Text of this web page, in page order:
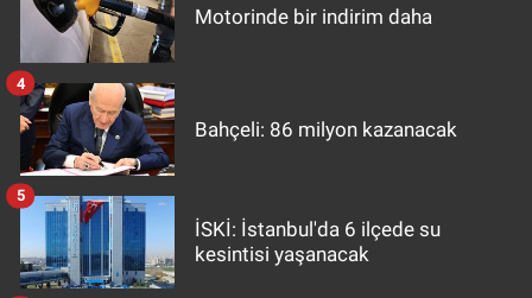
Motorinde bir indirim daha
Bahçeli: 86 milyon kazanacak
4
İSKİ: İstanbul'da 6 ilçede su
kesintisi yaşanacak
5